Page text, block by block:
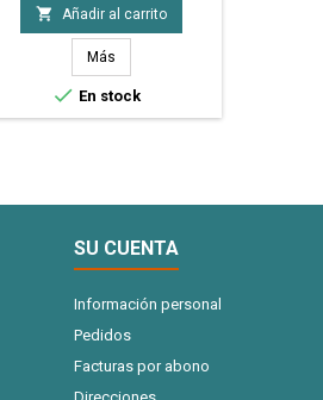
con pison para que tus papeles
no se muevan durante el corte
ademas de una regla imantada
para posicionar correctamente
el material a cortar. Guillotina
Palanca A3
 Añadir al carrito
Más
 En stock
SU CUENTA
Información personal
Pedidos
Facturas por abono